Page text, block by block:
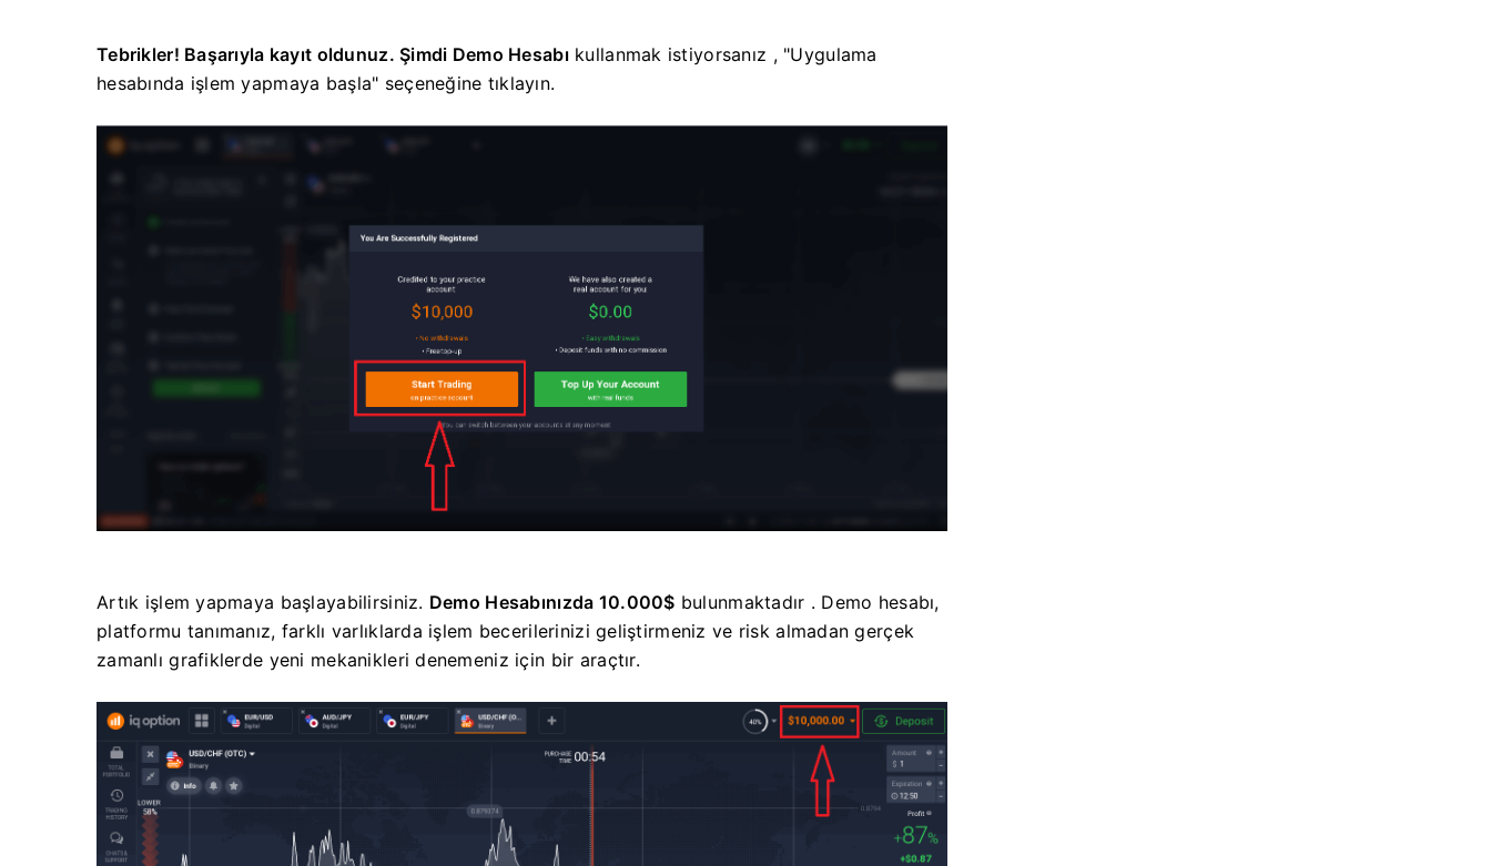
Tebrikler! Başarıyla kayıt oldunuz. Şimdi Demo Hesabıkullanmak istiyorsanız , "Uygulama
hesabında işlem yapmaya başla" seçeneğine tıklayın.
Artık işlem yapmaya başlayabilirsiniz. Demo Hesabınızda 10.000$ bulunmaktadır . Demo hesabı,
platformu tanımanız, farklı varlıklarda işlem becerilerinizi geliştirmeniz ve risk almadan gerçek
zamanlı grafiklerde yeni mekanikleri denemeniz için bir araçtır.